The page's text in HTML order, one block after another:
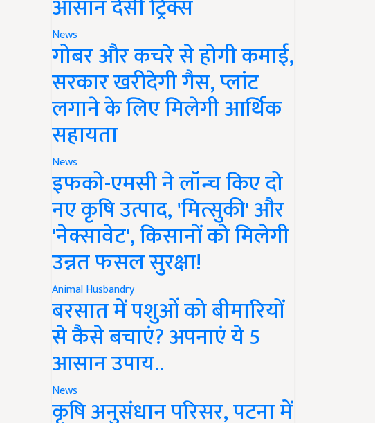
आसान देसी ट्रिक्स
News
गोबर और कचरे से होगी कमाई,
सरकार खरीदेगी गैस, प्लांट
लगाने के लिए मिलेगी आर्थिक
सहायता
News
इफको-एमसी ने लॉन्च किए दो
नए कृषि उत्पाद, 'मित्सुकी' और
'नेक्सावेट', किसानों को मिलेगी
उन्नत फसल सुरक्षा!
Animal Husbandry
बरसात में पशुओं को बीमारियों
से कैसे बचाएं? अपनाएं ये 5
आसान उपाय..
News
कृषि अनुसंधान परिसर, पटना में